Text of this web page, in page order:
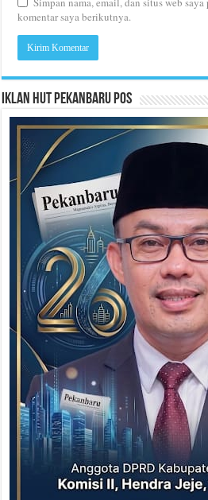
komentar saya berikutnya.
Iklan HUT Pekanbaru Pos